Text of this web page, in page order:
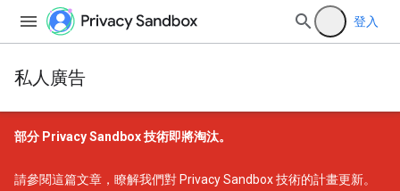
登入
私人廣告
部分 Privacy Sandbox 技術即將淘汰。
請參閱這篇文章 ，瞭解我們對 Privacy Sandbox 技術的計畫更新。